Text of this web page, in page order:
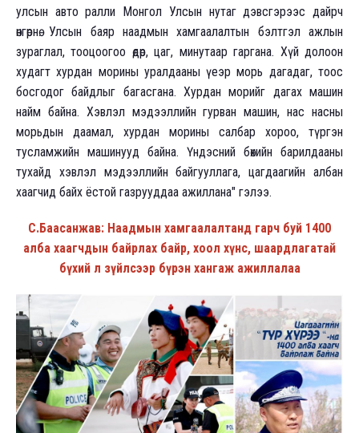
улсын авто ралли Монгол Улсын нутаг дэвсгэрээс дайрч
өнгөрнө. Улсын баяр наадмын хамгаалалтын бэлтгэл ажлын
зураглал, тооцоогоо өдөр, цаг, минутаар гаргана. Хүй долоон
худагт хурдан морины уралдааны үеэр морь дагадаг, тоос
босгодог байдлыг багасгана. Хурдан морийг дагах машин
найм байна. Хэвлэл мэдээллийн гурван машин, нас насны
морьдын даамал, хурдан морины салбар хороо, түргэн
тусламжийн машинууд байна. Үндэсний бөхийн барилдааны
тухайд хэвлэл мэдээллийн байгууллага, цагдаагийн албан
хаагчид байх ёстой газрууддаа ажиллана" гэлээ.
С.Баасанжав: Наадмын хамгаалалтанд гарч буй 1400
алба хаагчдын байрлах байр, хоол хүнс, шаардлагатай
бүхий л зүйлсээр бүрэн хангаж ажиллалаа